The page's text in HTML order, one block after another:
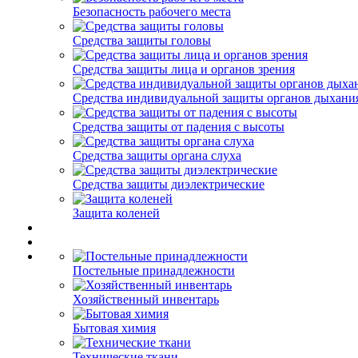
Безопасность рабочего места
Средства защиты головы
Средства защиты лица и органов зрения
Средства индивидуальной защиты органов
Средства защиты от падения с высоты
Средства защиты органа слуха
Средства защиты диэлектрические
Защита коленей
Постельные принадлежности
Хозяйственный инвентарь
Бытовая химия